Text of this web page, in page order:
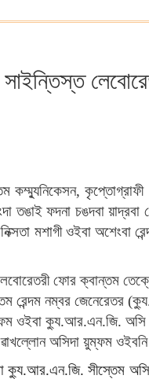
কম্ম্যুনিকেসন,
তঙাই ফদনা চঙদবা
মশাগী ওইবা অশেংবা
ফোর ক্বান্তম
রেন্দম নম্বর জেনেরেতর
ওইবা ক্যু.আর.এন.জি. অসি
ৱাখল্লোন অসিদা য়ুম্ফম
ক্যু.আর.এন.জি. সীস্তেম